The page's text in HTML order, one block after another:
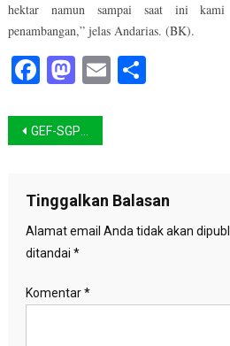
hektar namun sampai saat ini kami
penambangan,” jelas Andarias. (BK).
Facebook
Mastodon
Email
Navigasi
GEF-SGP Dorong Kewirausahaan Hijau
Tinggalkan Balasan
Alamat email Anda tidak akan
ditandai *
Komentar*